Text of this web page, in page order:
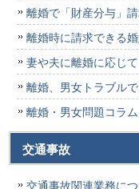
離婚で「財産分与」
離婚時に請求できる
妻や夫に離婚に応じ
離婚、男女トラブル
離婚・男女問題コラム
交通事故
交通事故関連業務に